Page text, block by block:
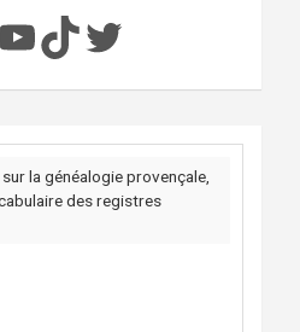
YouTube
TikTok
Twitter
la généalogie provençale,
des registres